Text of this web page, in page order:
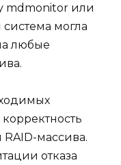
mdmonitor или
могла
любые
массива.
отказа